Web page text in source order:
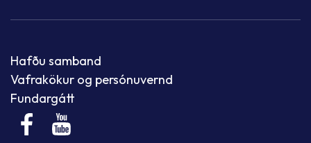
Hafðu samband
Vafrakökur og persónuvernd
Fundargátt